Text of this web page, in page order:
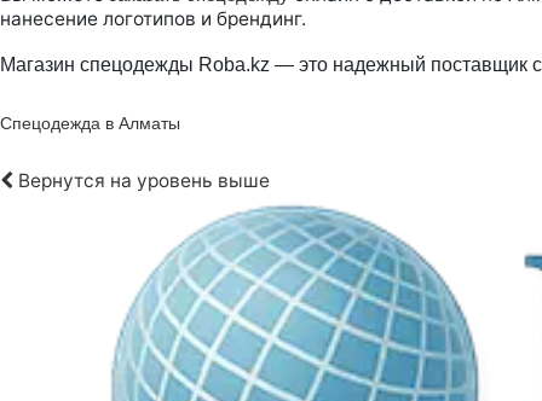
нанесение логотипов и брендинг.
Магазин спецодежды Roba.kz — это надежный поставщик
Спецодежда в Алматы
Вернутся на уровень выше